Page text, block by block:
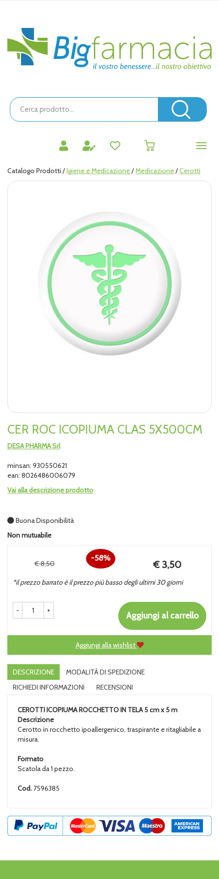
principaleBigfarmacia
Cerca
Prodotto
Catalogo Prodotti /Igiene e Medicazione/Medicazione/Cerotti
CER ROC ICOPIUMA CLAS 5X500CM
DESA PHARMA Srl
minsan: 930550621
ean: 8026486006079
Vai alla descrizione prodotto
Buona Disponibilità
Non mutuabile
Sconto
58%
€ 8,50
Prezzo
scontato
€ 3,50
*il prezzo barrato è il prezzo più basso degli ultimi 30 giorni
- + Aggiungi al carrello
Aggiungi alla wishlist
DESCRIZIONE
MODALITÀ DI SPEDIZIONE
RICHIEDI INFORMAZIONI
RECENSIONI
CEROTTI ICOPIUMA ROCCHETTO IN TELA 5 cm x 5 m
Descrizione
Cerotto in rocchetto ipoallergenico, traspirante e ritagliabile a
misura.
Formato
Scatola da 1 pezzo.
Cod. 7596385